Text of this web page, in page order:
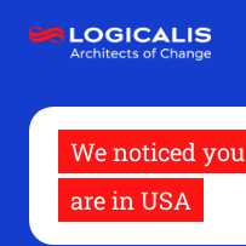
zum
Inhalt
We noticed you
are in USA